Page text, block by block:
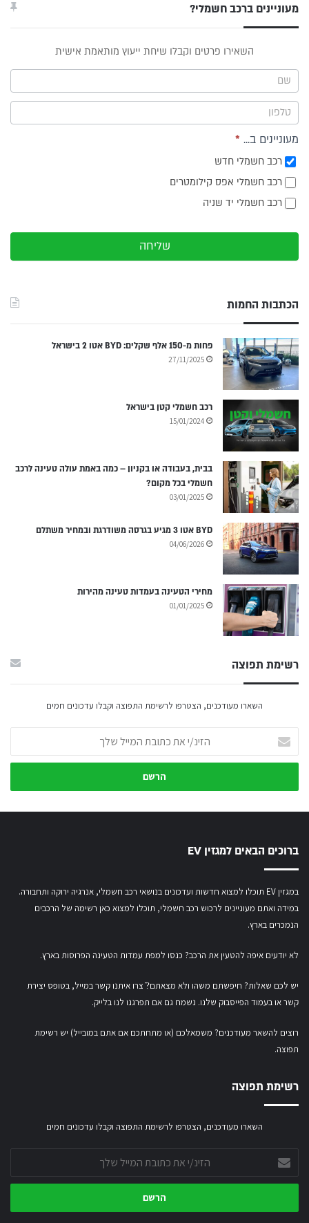
מעוניינים ברכב חשמלי?
תפריט
צד
השאירו פרטים וקבלו שיחת ייעוץ מותאמת אישית
מעוניינים ב... *
רכב חשמלי חדש
רכב חשמלי אפס קילומטרים
רכב חשמלי יד שניה
שליחה
הכתבות החמות
פחות מ-150 אלף שקלים: BYD אטו 2 בישראל
27/11/2025
רכב חשמלי קטן בישראל
15/01/2024
בבית, בעבודה או בקניון – כמה באמת עולה טעינה לרכב
חשמלי בכל מקום?
03/01/2025
BYD אטו 3 מגיע בגרסה משודרגת ובמחיר משתלם
04/06/2026
מחירי הטעינה בעמדות טעינה מהירות
01/01/2025
רשימת תפוצה
השארו מעודכנים, הצטרפו לרשימת התפוצה וקבלו עדכונים חמים
את
כתובת
שלך
ברוכים הבאים למגזין EV
במגזין EV תוכלו למצוא חדשות ועדכונים בנושאי רכב חשמלי, אנרגיה ירוקה ותחבורה.
במידה ואתם מעוניינים לרכוש רכב חשמלי, תוכלו למצוא כאן רשימה של הרכבים
הנמכרים בארץ.
לא יודעים איפה להטעין את הרכב? כנסו למפת עמדות הטעינה הפרוסות בארץ.
יש לכם שאלות? חיפשתם משהו ולא מצאתם?ֿ צרו איתנו קשר במייל, בטופס יצירת
קשראובעמוד הפייסבוק שלנו. נשמח גם אם תפרגנו לנו בלייק.
רוצים להשאר מעודכנים? משמאלכם (או מתחתכם אם אתם במובייל) יש רשימת
תפוצה.
רשימת תפוצה
השארו מעודכנים, הצטרפו לרשימת התפוצה וקבלו עדכונים חמים
את
כתובת
שלך